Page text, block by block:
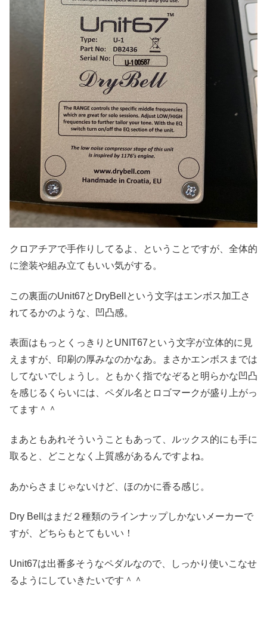
クロアチアで手作りしてるよ、ということですが、全体的
に塗装や組み立てもいい気がする。
この裏面のUnit67とDryBellという文字はエンボス加工さ
れてるかのような、凹凸感。
表面はもっとくっきりとUNIT67という文字が立体的に見
えますが、印刷の厚みなのかなあ。まさかエンボスまでは
してないでしょうし。ともかく指でなぞると明らかな凹凸
を感じるくらいには、ペダル名とロゴマークが盛り上がっ
てます＾＾
まあともあれそういうこともあって、ルックス的にも手に
取ると、どことなく上質感があるんですよね。
あからさまじゃないけど、ほのかに香る感じ。
Dry Bellはまだ２種類のラインナップしかないメーカーで
すが、どちらもとてもいい！
Unit67は出番多そうなペダルなので、しっかり使いこなせ
るようにしていきたいです＾＾